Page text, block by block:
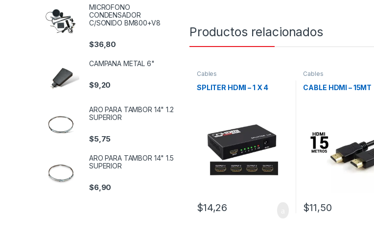
Productos relacionados
Cables
SPLITER HDMI – 1 X 4
$14,26
Cables
CABLE HDMI – 15MT
$11,50
MICROFONO
CONDENSADOR
C/SONIDO BM800+V8
$36,80
CAMPANA METAL 6"
$9,20
ARO PARA TAMBOR 14" 1.2
SUPERIOR
$5,75
ARO PARA TAMBOR 14" 1.5
SUPERIOR
$6,90